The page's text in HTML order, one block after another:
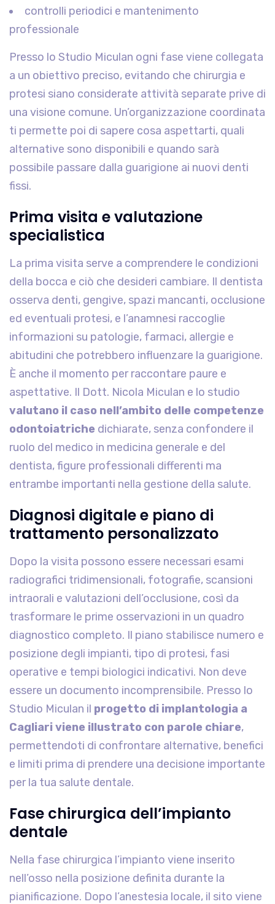
controlli periodici e mantenimento
professionale
Presso lo Studio Miculan ogni fase viene collegata
a un obiettivo preciso, evitando che chirurgia e
protesi siano considerate attività separate prive di
una visione comune. Un’organizzazione coordinata
ti permette poi di sapere cosa aspettarti, quali
alternative sono disponibili e quando sarà
possibile passare dalla guarigione ai nuovi denti
fissi.
Prima visita e valutazione
specialistica
La prima visita serve a comprendere le condizioni
della bocca e ciò che desideri cambiare. Il dentista
osserva denti, gengive, spazi mancanti, occlusione
ed eventuali protesi, e l’anamnesi raccoglie
informazioni su patologie, farmaci, allergie e
abitudini che potrebbero influenzare la guarigione.
È anche il momento per raccontare paure e
aspettative. Il Dott. Nicola Miculan e lo studio
valutano il caso nell’ambito delle competenze
odontoiatriche dichiarate, senza confondere il
ruolo del medico in medicina generale e del
dentista, figure professionali differenti ma
entrambe importanti nella gestione della salute.
Diagnosi digitale e piano di
trattamento personalizzato
Dopo la visita possono essere necessari esami
radiografici tridimensionali, fotografie, scansioni
intraorali e valutazioni dell’occlusione, così da
trasformare le prime osservazioni in un quadro
diagnostico completo. Il piano stabilisce numero e
posizione degli impianti, tipo di protesi, fasi
operative e tempi biologici indicativi. Non deve
essere un documento incomprensibile. Presso lo
Studio Miculan il progetto di implantologia a
Cagliari viene illustrato con parole chiare,
permettendoti di confrontare alternative, benefici
e limiti prima di prendere una decisione importante
per la tua salute dentale.
Fase chirurgica dell’impianto
dentale
Nella fase chirurgica l’impianto viene inserito
nell’osso nella posizione definita durante la
pianificazione. Dopo l’anestesia locale, il sito viene